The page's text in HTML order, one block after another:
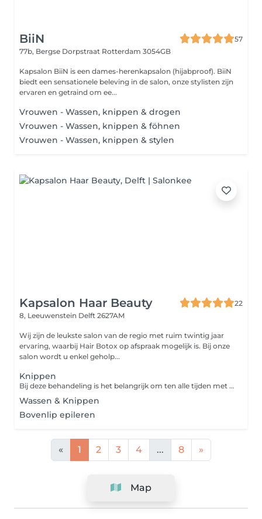
BiiN
57
77b, Bergse Dorpstraat Rotterdam 3054GB
Kapsalon BiiN is een dames-herenkapsalon (hijabproof). BiiN
biedt een sensationele beleving in de salon, onze stylisten zijn
ervaren en getraind om ee...
Vrouwen - Wassen, knippen & drogen
Vrouwen - Wassen, knippen & föhnen
Vrouwen - Wassen, knippen & stylen
Kapsalon Haar Beauty
22
8, Leeuwenstein Delft 2627AM
Wij zijn de leukste salon van de regio met ruim twintig jaar
ervaring, waarbij Hair Botox op afspraak mogelijk is. Bij onze
salon wordt u enkel geholp...
Knippen
Bij deze behandeling is het belangrijk om ten alle tijden met gewassen haar naar de salon toe te komen.
Wassen & Knippen
Bovenlip epileren
« 1 2 3 4 ... 8 »
Map